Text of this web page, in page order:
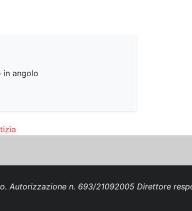
in angolo
Autorizzazione n. 693/21092005 Direttore